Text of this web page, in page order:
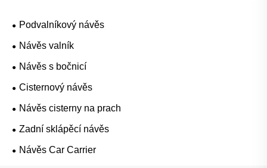
Podvalníkový návěs
Návěs valník
Návěs s bočnicí
Cisternový návěs
Návěs cisterny na prach
Zadní sklápěcí návěs
Návěs Car Carrier